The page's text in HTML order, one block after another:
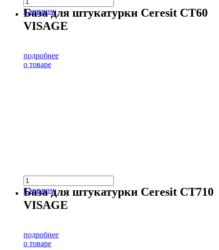
в корзину
База для штукатурки Ceresit CT60
VISAGE
подробнее
о товаре
в корзину
База для штукатурки Ceresit CT710
VISAGE
подробнее
о товаре